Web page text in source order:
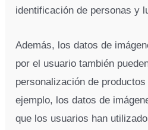
identificación de personas y
Además, los datos de
por el usuario también
personalización de
ejemplo, los datos de
que los usuarios han